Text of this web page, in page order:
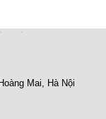
Mai, Hà Nội